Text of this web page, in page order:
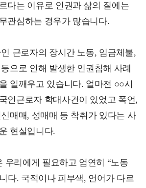
다는 이유로 인권과 삶의 질에는
관심하는 경우가 많습니다.
근로자의 장시간 노동, 임금체불,
으로 인해 발생한 인권침해 사례
일깨우고 있습니다. 얼마전 ○○시
인근로자 학대사건이 있었고 폭언,
매매, 성매매 등 착취가 있다는 사
현실입니다.
우리에게 필요하고 엄연히 “노동
다. 국적이나 피부색, 언어가 다르